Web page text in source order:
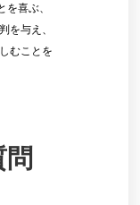
喜ぶ、
を与え、
むことを
問